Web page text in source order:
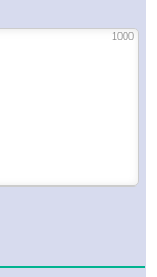
1000